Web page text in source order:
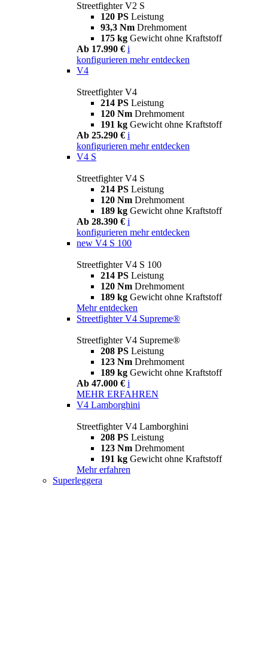
Streetfighter V2 S
120 PS Leistung
93,3 Nm Drehmoment
175 kg Gewicht ohne Kraftstoff
Ab 17.990 € i
konfigurieren mehr entdecken
V4
Streetfighter V4
214 PS Leistung
120 Nm Drehmoment
191 kg Gewicht ohne Kraftstoff
Ab 25.290 € i
konfigurieren mehr entdecken
V4 S
Streetfighter V4 S
214 PS Leistung
120 Nm Drehmoment
189 kg Gewicht ohne Kraftstoff
Ab 28.390 € i
konfigurieren mehr entdecken
new V4 S 100
Streetfighter V4 S 100
214 PS Leistung
120 Nm Drehmoment
189 kg Gewicht ohne Kraftstoff
Mehr entdecken
Streetfighter V4 Supreme®
Streetfighter V4 Supreme®
208 PS Leistung
123 Nm Drehmoment
189 kg Gewicht ohne Kraftstoff
Ab 47.000 € i
MEHR ERFAHREN
V4 Lamborghini
Streetfighter V4 Lamborghini
208 PS Leistung
123 Nm Drehmoment
191 kg Gewicht ohne Kraftstoff
Mehr erfahren
Superleggera